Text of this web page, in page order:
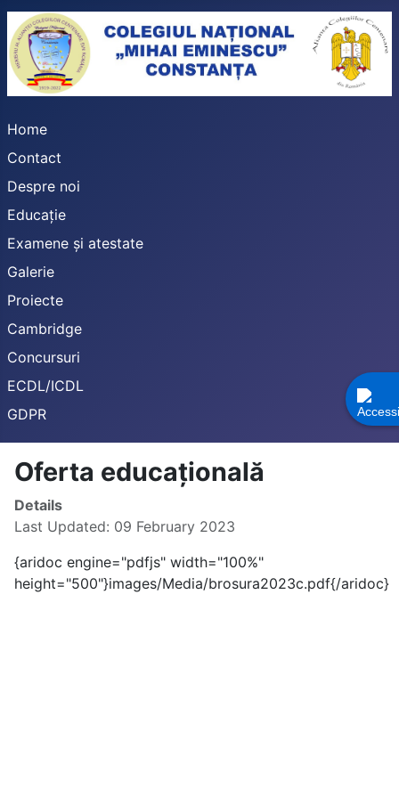
Home
Contact
Despre noi
Educație
Examene și atestate
Galerie
Proiecte
Cambridge
Concursuri
ECDL/ICDL
GDPR
Oferta educațională
Details
Last Updated: 09 February 2023
{aridoc engine="pdfjs" width="100%"
height="500"}images/Media/brosura2023c.pdf{/aridoc}